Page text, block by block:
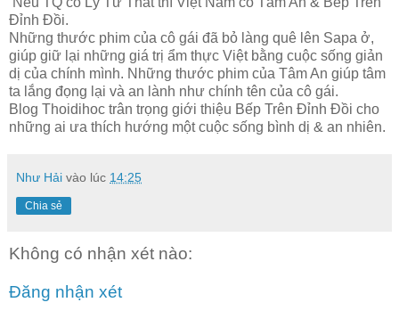
Đỉnh Đồi.
Những thước phim của cô gái đã bỏ làng quê lên Sapa ở,
giúp giữ lại những giá trị ẩm thực Việt bằng cuộc sống giản
dị của chính mình. Những thước phim của Tâm An giúp tâm
ta lắng đọng lại và an lành như chính tên của cô gái.
Blog Thoidihoc trân trọng giới thiệu Bếp Trên Đỉnh Đồi cho
những ai ưa thích hướng một cuộc sống bình dị & an nhiên.
Như Hải vào lúc 14:25
Chia sẻ
Không có nhận xét nào:
Đăng nhận xét